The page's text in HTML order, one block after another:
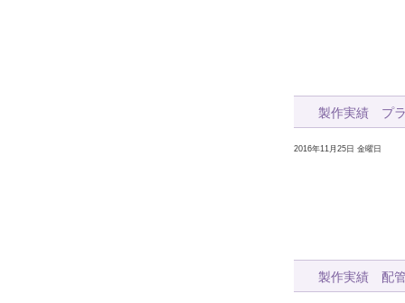
製作実績 プラ
2016年11月25日 金曜日
製作実績 配管